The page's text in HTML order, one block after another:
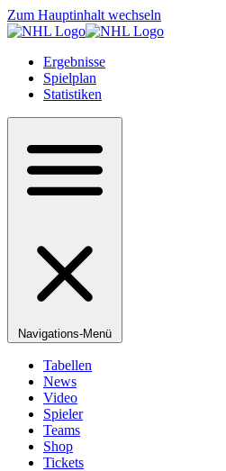
Zum Hauptinhalt wechseln
Ergebnisse
Spielplan
Statistiken
Navigations-Menü
Tabellen
News
Video
Spieler
Teams
Shop
Tickets